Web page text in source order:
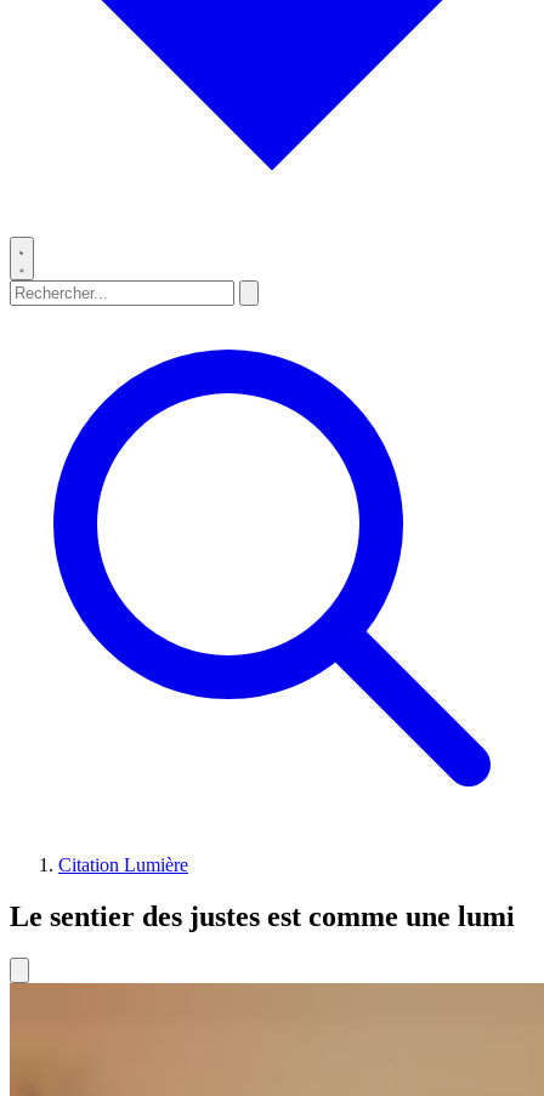
Citation Lumière
Le sentier des justes est comme une lumi